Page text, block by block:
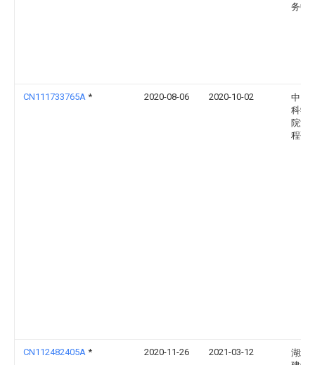
务中
CN111733765A * 2020-08-06 2020-10-02
中国
科学
院渔
程研
CN112482405A * 2020-11-26 2021-03-12
湖北